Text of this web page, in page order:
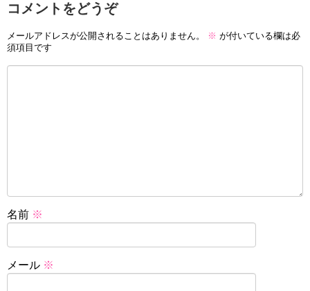
コメントをどうぞ
メールアドレスが公開されることはありません。 ※ が付いている欄は必
須項目です
名前 ※
メール ※